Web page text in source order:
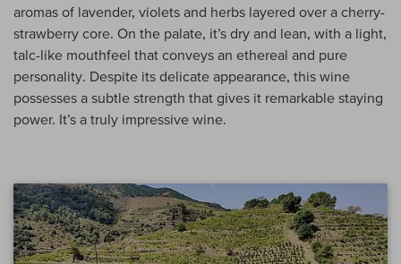
aromas of lavender, violets and herbs layered over a cherry-
strawberry core. On the palate, it’s dry and lean, with a light,
talc-like mouthfeel that conveys an ethereal and pure
personality. Despite its delicate appearance, this wine
possesses a subtle strength that gives it remarkable staying
power. It’s a truly impressive wine.